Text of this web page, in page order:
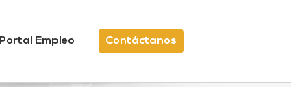
Portal Empleo Contáctanos